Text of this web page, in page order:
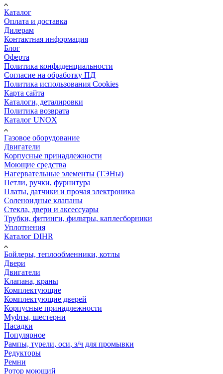
Каталог
Оплата и доставка
Дилерам
Контактная информация
Блог
Оферта
Политика конфиденциальности
Согласие на обработку ПД
Политика использования Cookies
Карта сайта
Каталоги, деталировки
Политика возврата
Каталог UNOX
Газовое оборудование
Двигатели
Корпусные принадлежности
Моющие средства
Нагервательные элементы (ТЭНы)
Петли, ручки, фурнитура
Платы, датчики и прочая электроника
Соленоидные клапаны
Стекла, двери и аксессуары
Трубки, фитинги, фильтры, каплесборники
Уплотнения
Каталог DIHR
Бойлеры, теплообменники, котлы
Двери
Двигатели
Клапана, краны
Комплектующие
Комплектующие дверей
Корпусные принадлежности
Муфты, шестерни
Насадки
Популярное
Рампы, турели, оси, з/ч для промывки
Редукторы
Ремни
Ротор моющий